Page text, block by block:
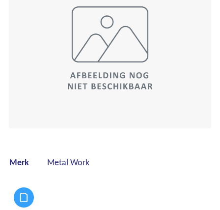
Merk Metal Work